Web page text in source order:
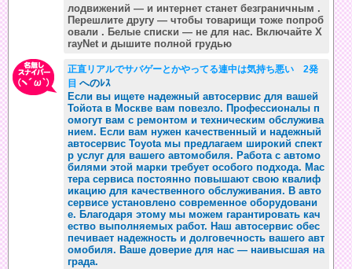
лодвижений — и интернет станет безграничным .
Перешлите другу — чтобы товарищи тоже попроб
овали . Белые списки — не для нас. Включайте X
rayNet и дышите полной грудью
正直リアルでサバゲーとかやってる連中は気持ち悪い 2発
目 へのﾚｽ
Если вы ищете надежный автосервис для вашей
Тойота в Москве вам повезло. Профессионалы п
омогут вам с ремонтом и техническим обслужива
нием. Если вам нужен качественный и надежный
автосервис Toyota мы предлагаем широкий спект
р услуг для вашего автомобиля. Работа с автомо
билями этой марки требует особого подхода. Мас
тера сервиса постоянно повышают свою квалиф
икацию для качественного обслуживания. В авто
сервисе установлено современное оборудовани
е. Благодаря этому мы можем гарантировать кач
ество выполняемых работ. Наш автосервис обес
печивает надежность и долговечность вашего авт
омобиля. Ваше доверие для нас — наивысшая на
града.